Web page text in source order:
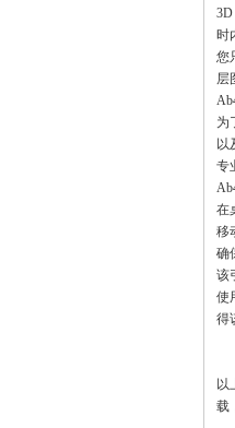
时
您
层
为
以
专
在
移
确
该
使
得
以
载